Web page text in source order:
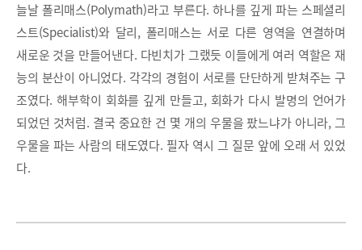
늘날 폴리매스(Polymath)라고 부른다. 하나를 깊게 파는 스페셜리
스트(Specialist)와 달리, 폴리매스는 서로 다른 영역을 연결하며
새로운 것을 만들어낸다. 다빈치가 그랬듯 이들에게 여러 역할은 재
능의 분산이 아니었다. 각각의 경험이 서로를 단단하게 받쳐주는 구
조였다. 해부학이 회화를 깊게 만들고, 회화가 다시 발명의 언어가
되었던 것처럼. 결국 중요한 건 몇 개의 우물을 팠느냐가 아니라, 그
우물을 파는 사람의 태도였다. 필자 역시 그 질문 앞에 오래 서 있었
다.